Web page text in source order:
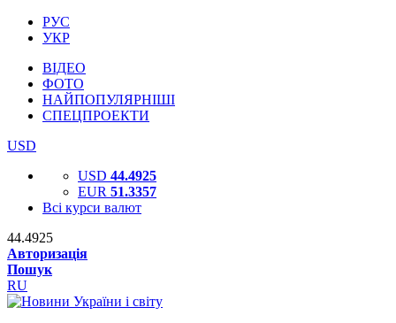
РУС
УКР
ВІДЕО
ФОТО
НАЙПОПУЛЯРНІШІ
СПЕЦПРОЕКТИ
USD
USD 44.4925
EUR 51.3357
Всі курси валют
44.4925
Авторизація
Пошук
RU